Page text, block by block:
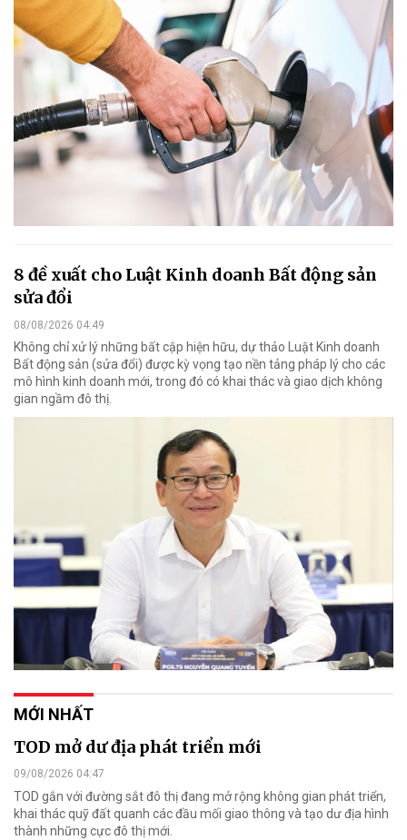
8 đề xuất cho Luật Kinh doanh Bất động sản
sửa đổi
08/08/2026 04:49
Không chỉ xử lý những bất cập hiện hữu, dự thảo Luật Kinh doanh
Bất động sản (sửa đổi) được kỳ vọng tạo nền tảng pháp lý cho các
mô hình kinh doanh mới, trong đó có khai thác và giao dịch không
gian ngầm đô thị.
MỚI NHẤT
TOD mở dư địa phát triển mới
09/08/2026 04:47
TOD gắn với đường sắt đô thị đang mở rộng không gian phát triển,
khai thác quỹ đất quanh các đầu mối giao thông và tạo dư địa hình
thành những cực đô thị mới.